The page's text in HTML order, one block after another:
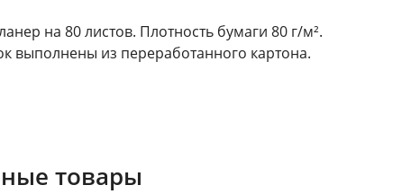
на 80 листов. Плотность бумаги 80 г/м².
выполнены из переработанного картона.
товары